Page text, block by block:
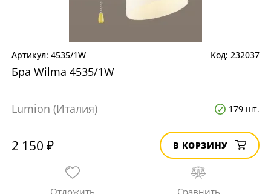
4535/1W 232037
Бра Wilma 4535/1W
Lumion (Италия) 179 шт.
2 150 ₽ В КОРЗИНУ